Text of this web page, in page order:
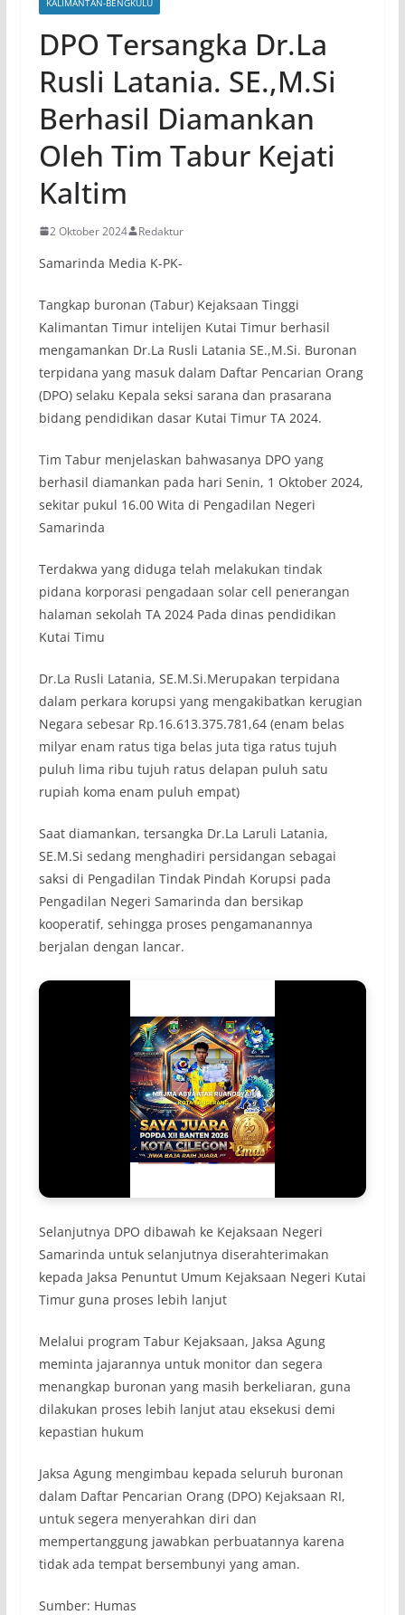
KALIMANTAN-BENGKULU
DPO Tersangka Dr.La
Rusli Latania. SE.,M.Si
Berhasil Diamankan
Oleh Tim Tabur Kejati
Kaltim
2 Oktober 2024 Redaktur
Samarinda Media K-PK-
Tangkap buronan (Tabur) Kejaksaan Tinggi
Kalimantan Timur intelijen Kutai Timur berhasil
mengamankan Dr.La Rusli Latania SE.,M.Si. Buronan
terpidana yang masuk dalam Daftar Pencarian Orang
(DPO) selaku Kepala seksi sarana dan prasarana
bidang pendidikan dasar Kutai Timur TA 2024.
Tim Tabur menjelaskan bahwasanya DPO yang
berhasil diamankan pada hari Senin, 1 Oktober 2024,
sekitar pukul 16.00 Wita di Pengadilan Negeri
Samarinda
Terdakwa yang diduga telah melakukan tindak
pidana korporasi pengadaan solar cell penerangan
halaman sekolah TA 2024 Pada dinas pendidikan
Kutai Timu
Dr.La Rusli Latania, SE.M.Si.Merupakan terpidana
dalam perkara korupsi yang mengakibatkan kerugian
Negara sebesar Rp.16.613.375.781,64 (enam belas
milyar enam ratus tiga belas juta tiga ratus tujuh
puluh lima ribu tujuh ratus delapan puluh satu
rupiah koma enam puluh empat)
Saat diamankan, tersangka Dr.La Laruli Latania,
SE.M.Si sedang menghadiri persidangan sebagai
saksi di Pengadilan Tindak Pindah Korupsi pada
Pengadilan Negeri Samarinda dan bersikap
kooperatif, sehingga proses pengamanannya
berjalan dengan lancar.
Selanjutnya DPO dibawah ke Kejaksaan Negeri
Samarinda untuk selanjutnya diserahterimakan
kepada Jaksa Penuntut Umum Kejaksaan Negeri Kutai
Timur guna proses lebih lanjut
Melalui program Tabur Kejaksaan, Jaksa Agung
meminta jajarannya untuk monitor dan segera
menangkap buronan yang masih berkeliaran, guna
dilakukan proses lebih lanjut atau eksekusi demi
kepastian hukum
Jaksa Agung mengimbau kepada seluruh buronan
dalam Daftar Pencarian Orang (DPO) Kejaksaan RI,
untuk segera menyerahkan diri dan
mempertanggung jawabkan perbuatannya karena
tidak ada tempat bersembunyi yang aman.
Sumber: Humas